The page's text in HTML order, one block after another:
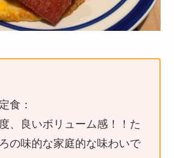
食：
、良いボリューム感！！た
の味的な家庭的な味わいで